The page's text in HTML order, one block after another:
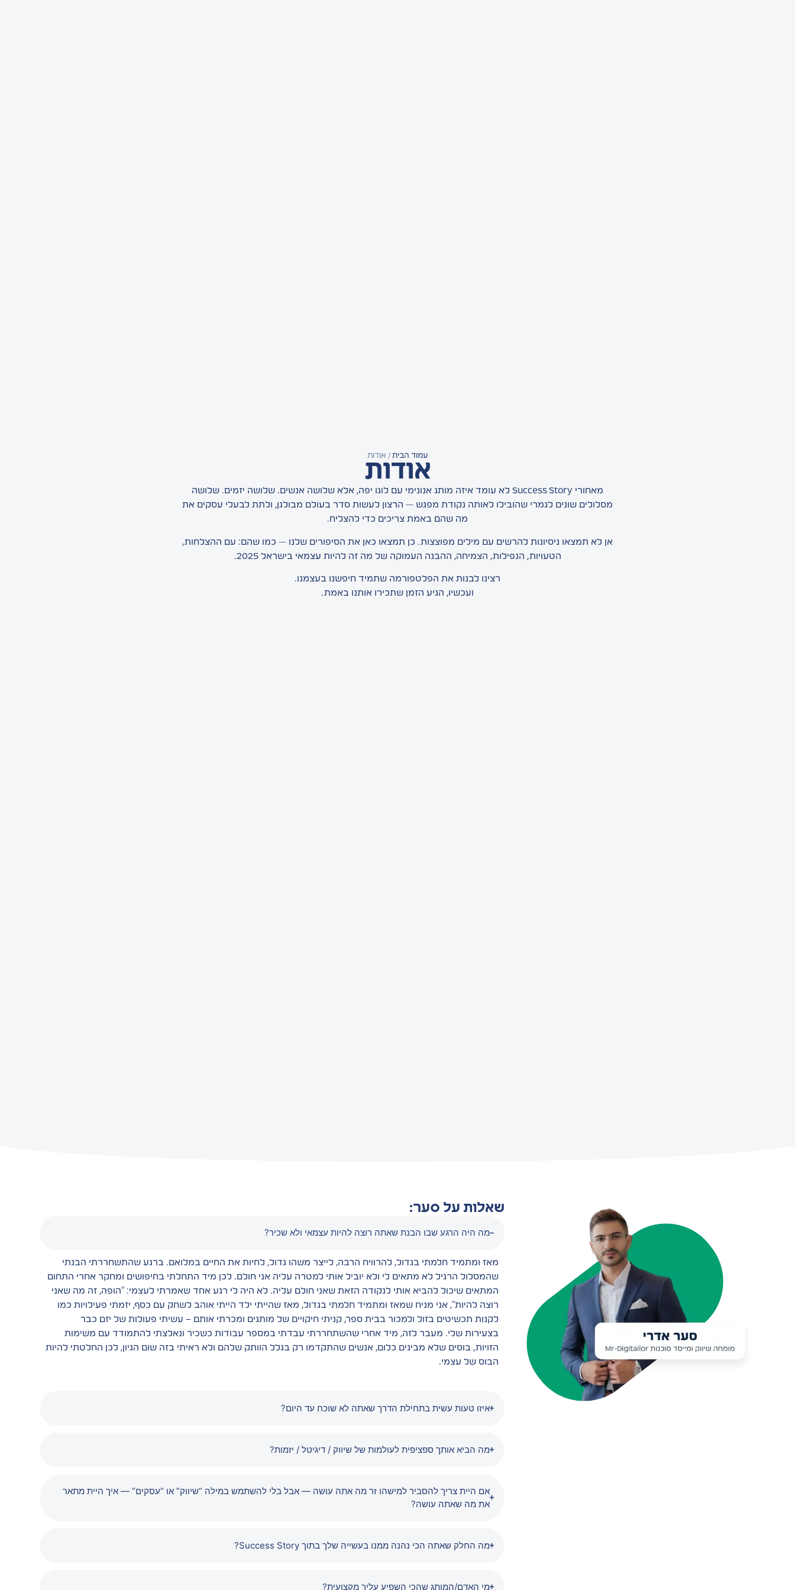
עמוד הבית / אודות
אודות
מאחורי Success Story לא עומד איזה מותג אנונימי עם לוגו יפה, אלא שלושה אנשים. שלושה יזמים. שלושה
מסלולים שונים לגמרי שהובילו לאותה נקודת מפגש — הרצון לעשות סדר בעולם מבולגן, ולתת לבעלי עסקים את
מה שהם באמת צריכים כדי להצליח.
אן לא תמצאו ניסיונות להרשים עם מילים מפוצצות. כן תמצאו כאן את הסיפורים שלנו — כמו שהם: עם ההצלחות,
הטעויות, הנפילות, הצמיחה, ההבנה העמוקה של מה זה להיות עצמאי בישראל 2025.
רצינו לבנות את הפלטפורמה שתמיד חיפשנו בעצמנו.
ועכשיו, הגיע הזמן שתכירו אותנו באמת.
שאלות על סער:
מה היה הרגע שבו הבנת שאתה רוצה להיות עצמאי ולא שכיר?
מאז ומתמיד חלמתי בגדול, להרוויח הרבה, לייצר משהו גדול, לחיות את החיים במלואם. ברגע שהתשחררתי הבנתי
שהמסלול הרגיל לא מתאים לי ולא יוביל אותי למטרה עליה אני חולם. לכן מיד התחלתי בחיפושים ומחקר אחרי התחום
המתאים שיכול להביא אותי לנקודה הזאת שאני חולם עליה. לא היה לי רגע אחד שאמרתי לעצמי: ״הופה, זה מה שאני
רוצה להיות״, אני מניח שמאז ומתמיד חלמתי בגדול, מאז שהייתי ילד הייתי אוהב לשחק עם כסף, יזמתי פעילויות כמו
לקנות תכשיטים בזול ולמכור בבית ספר, קניתי חיקויים של מותגים ומכרתי אותם – עשיתי פעולות של יזם כבר
בצעירות שלי. מעבר לזה, מיד אחרי שהשתחררתי עבדתי במספר עבודות כשכיר ונאלצתי להתמודד עם משימות
הזויות, בוסים שלא מבינים כלום, אנשים שהתקדמו רק בגלל הוותק שלהם ולא ראיתי בזה שום הגיון, לכן החלטתי להיות
הבוס של עצמי.
איזו טעות עשית בתחילת הדרך שאתה לא שוכח עד היום?
מה הביא אותך ספציפית לעולמות של שיווק / דיגיטל / יזמות?
אם היית צריך להסביר למישהו זר מה אתה עושה — אבל בלי להשתמש במילה “שיווק” או “עסקים” — איך היית מתאר
את מה שאתה עושה?
מה החלק שאתה הכי נהנה ממנו בעשייה שלך בתוך Success Story?
מי האדם/המותג שהכי השפיע עליך מקצועית?